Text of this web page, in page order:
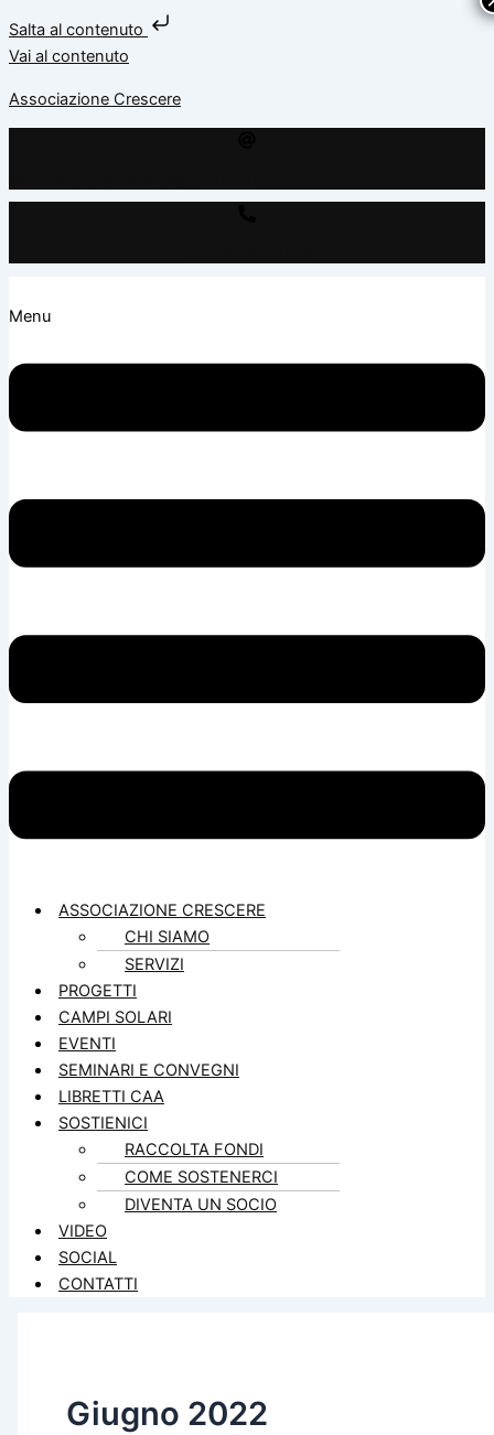
Salta al contenuto
Vai al contenuto
Associazione Crescere
Menu
ASSOCIAZIONE CRESCERE
CHI SIAMO
SERVIZI
PROGETTI
CAMPI SOLARI
EVENTI
SEMINARI E CONVEGNI
LIBRETTI CAA
SOSTIENICI
RACCOLTA FONDI
COME SOSTENERCI
DIVENTA UN SOCIO
VIDEO
SOCIAL
CONTATTI
Giugno 2022